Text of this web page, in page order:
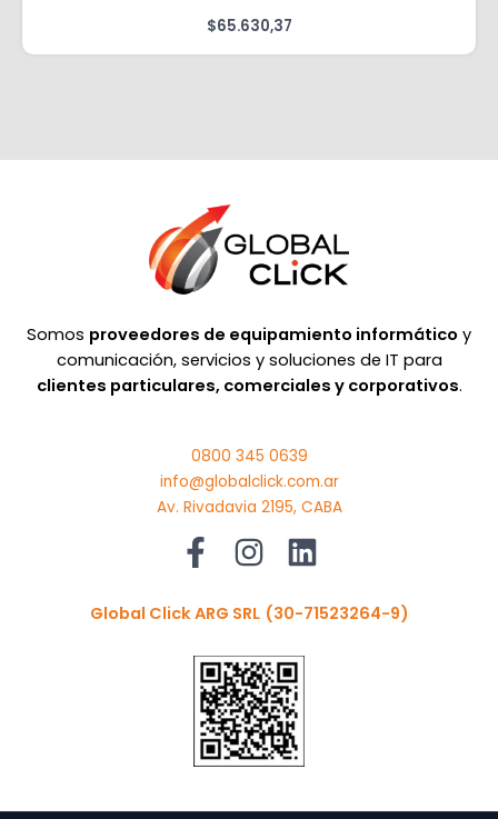
$65.630,37
Somos proveedores de equipamiento informático y
comunicación, servicios y soluciones de IT para
clientes particulares, comerciales y corporativos.
0800 345 0639
info@globalclick.com.ar
Av. Rivadavia 2195, CABA
Global Click ARG SRL (30-71523264-9)